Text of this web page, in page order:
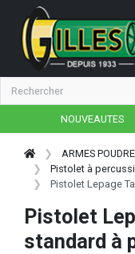
NOUVEAUTES
ARMES
Pistolet à
Pistolet Lepage
Pistolet
standard à